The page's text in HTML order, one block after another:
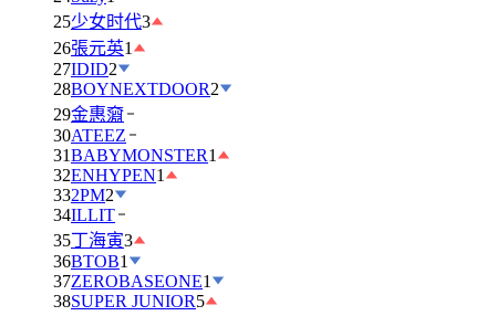
25少女时代3
26張元英1
27IDID2
28BOYNEXTDOOR2
29金惠奫
30ATEEZ
31BABYMONSTER1
32ENHYPEN1
332PM2
34ILLIT
35丁海寅3
36BTOB1
37ZEROBASEONE1
38SUPER JUNIOR5